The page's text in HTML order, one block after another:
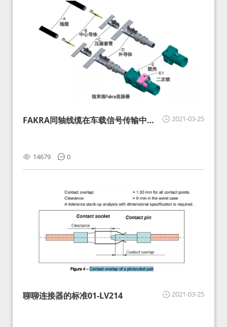
2021-03-25
FAKRA同轴线缆在车载信号传输中的
14679 0
2021-03-25
聊聊连接器的标准01-LV214